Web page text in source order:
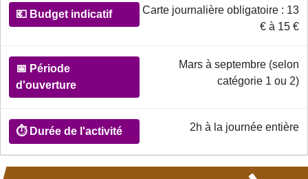
Informations pratiques sur la Pêche en Ardèche
💶
📅
d'ouverture
Carte journalière obligatoire : 13
€ à 15 €
Mars à septembre (selon
catégorie 1 ou 2)
2h à la journée entière